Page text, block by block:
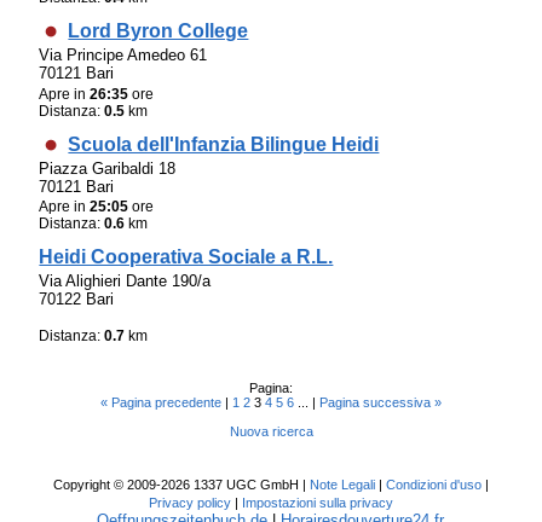
Lord Byron College
Via Principe Amedeo 61
70121 Bari
Apre in26:35 ore
Distanza:0.5 km
Scuola dell'Infanzia Bilingue Heidi
Piazza Garibaldi 18
70121 Bari
Apre in25:05 ore
Distanza:0.6 km
Heidi Cooperativa Sociale a R.L.
Via Alighieri Dante 190/a
70122 Bari
Distanza:0.7 km
Pagina:
« Pagina precedente | 1 2 3 4 5 6 ... | Pagina successiva »
Nuova ricerca
Copyright © 2009-2026 1337 UGC GmbH | Note Legali| Condizioni d'uso|
Privacy policy| Impostazioni sulla privacy